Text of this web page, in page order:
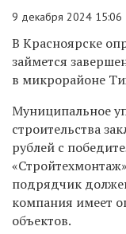
9 декабря 2024 15:06
В Красноярске
займется
в микрорайоне
Муниципальное
строительства
рублей с
подрядчик
компания имеет
объектов.